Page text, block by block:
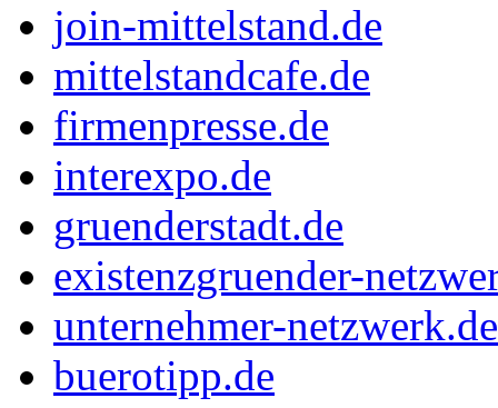
join-mittelstand.de
mittelstandcafe.de
firmenpresse.de
interexpo.de
gruenderstadt.de
existenzgruender-
unternehmer-netzwerk.de
buerotipp.de